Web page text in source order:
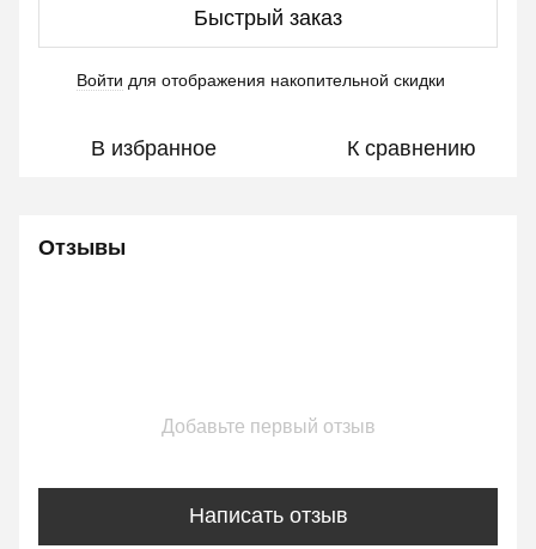
Быстрый заказ
Войти для отображения накопительной скидки
В избранное К сравнению
Отзывы
Добавьте первый отзыв
Написать отзыв